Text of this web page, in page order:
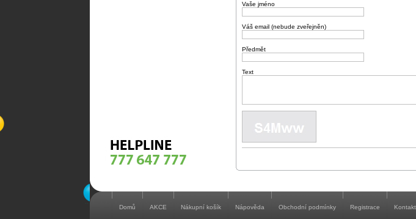
Vaše jméno
Váš email (nebude zveřejněn)
Předmět
Text
Domů AKCE Nákupní košík Nápověda Obchodní podmínky Registrace Kontakt